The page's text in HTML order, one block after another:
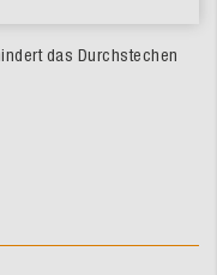
das Durchstechen